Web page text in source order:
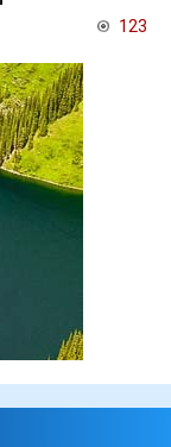
123